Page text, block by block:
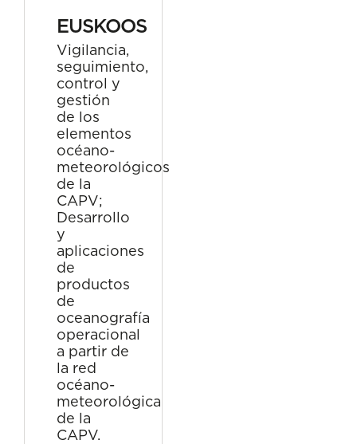
EUSKOOS
Vigilancia,
seguimiento,
control y
gestión
de los
elementos
océano-
meteorológicos
de la
CAPV;
Desarrollo
y
aplicaciones
de
productos
de
oceanografía
operacional
a partir de
la red
océano-
meteorológica
de la
CAPV.